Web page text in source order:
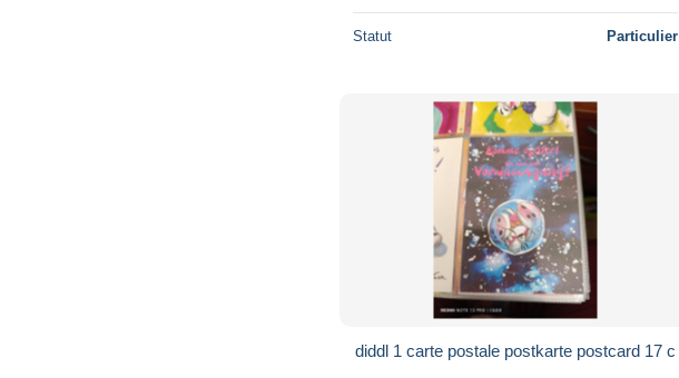
Statut Particulier
diddl 1 carte postale postkarte postcard 17 c